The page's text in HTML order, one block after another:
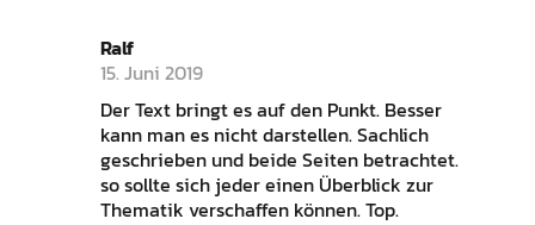
Ralf
15. Juni 2019
Der Text bringt es auf den Punkt. Besser
kann man es nicht darstellen. Sachlich
geschrieben und beide Seiten betrachtet.
so sollte sich jeder einen Überblick zur
Thematik verschaffen können. Top.